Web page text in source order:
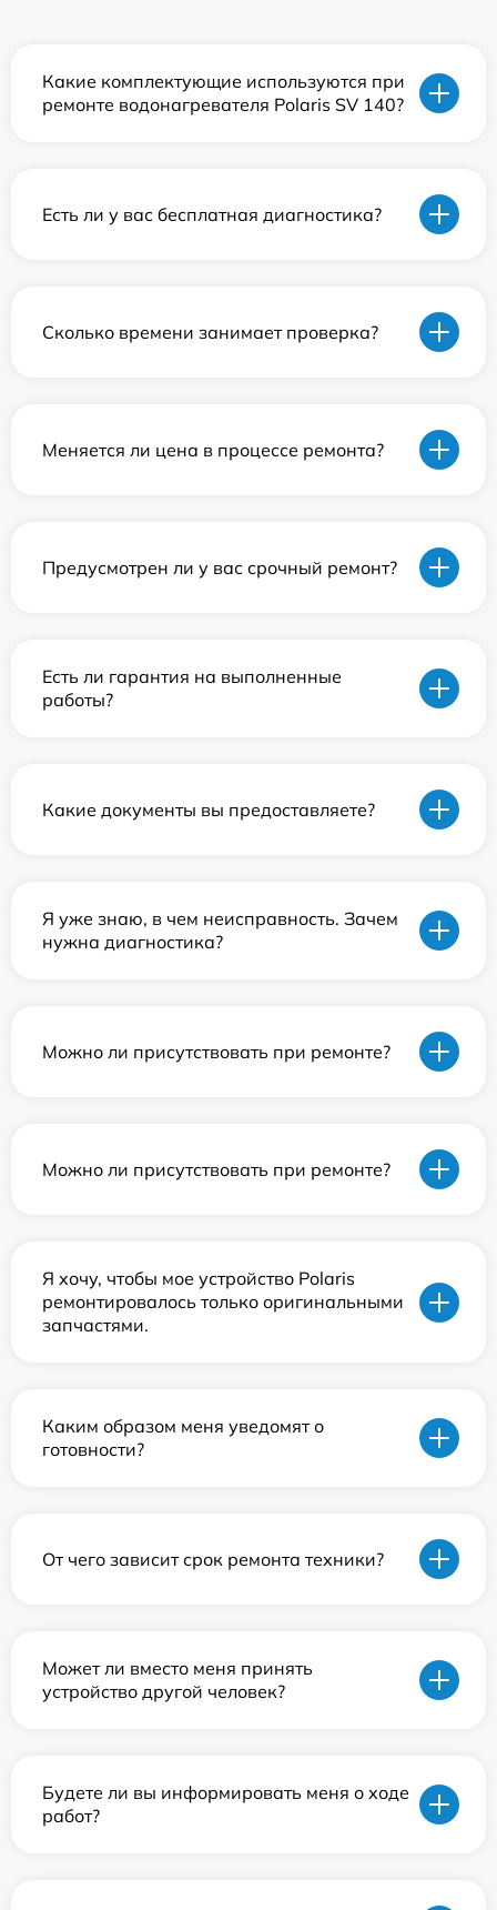
Какие комплектующие используются при
ремонте водонагревателя Polaris SV 140?
Есть ли у вас бесплатная диагностика?
Сколько времени занимает проверка?
Меняется ли цена в процессе ремонта?
Предусмотрен ли у вас срочный ремонт?
Есть ли гарантия на выполненные
работы?
Какие документы вы предоставляете?
Я уже знаю, в чем неисправность. Зачем
нужна диагностика?
Можно ли присутствовать при ремонте?
Можно ли присутствовать при ремонте?
Я хочу, чтобы мое устройство Polaris
ремонтировалось только оригинальными
запчастями.
Каким образом меня уведомят о
готовности?
От чего зависит срок ремонта техники?
Может ли вместо меня принять
устройство другой человек?
Будете ли вы информировать меня о ходе
работ?